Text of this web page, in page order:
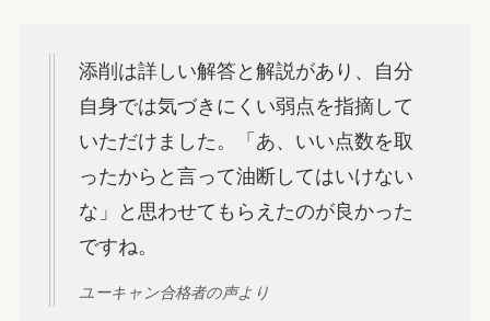
添削は詳しい解答と解説があり、自分
自身では気づきにくい弱点を指摘して
いただけました。「あ、いい点数を取
ったからと言って油断してはいけない
な」と思わせてもらえたのが良かった
ですね。
ユーキャン合格者の声より